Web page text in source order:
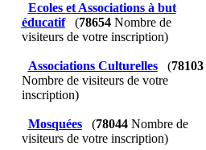
Ecoles et Associations à but
éducatif
(78654Nombre de
visiteurs de votre inscription)
Associations Culturelles (78103
Nombre de visiteurs de votre
inscription)
Mosquées (78044Nombre de
visiteurs de votre inscription)